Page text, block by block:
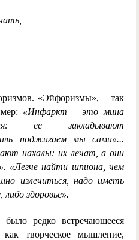
«Эйфоризмы», – так
«Инфаркт – это мина
ее закладывают
поджигаем мы сами»...
нахалы: их лечат, а они
«Легче найти шпиона, чем
излечиться, надо иметь
либо здоровье».
редко встречающееся
как творческое мышление,